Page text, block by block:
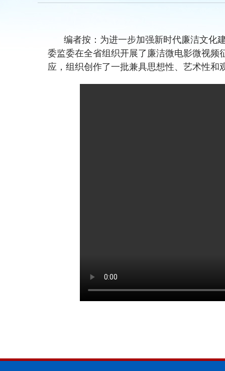
编者按：为进一步加强新时代廉洁文化
委监委在全省组织开展了廉洁微电影微视
应，组织创作了一批兼具思想性、艺术性